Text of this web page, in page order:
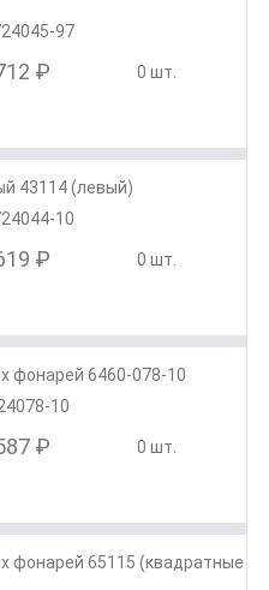
97
₽ 0 шт.
43114 (левый)
10
₽ 0 шт.
фонарей 6460-078-10
10
₽ 0 шт.
фонарей 65115 (квадратные